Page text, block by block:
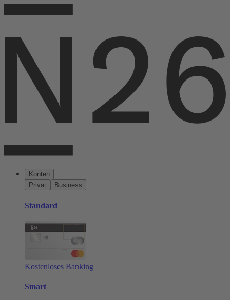
Konten
Privat
Business
Standard
Kostenloses Banking
Smart